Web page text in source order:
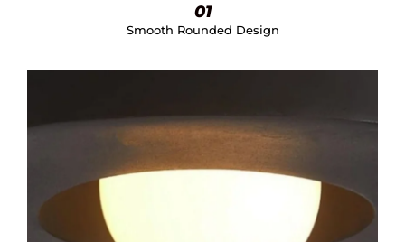
01
Smooth Rounded Design